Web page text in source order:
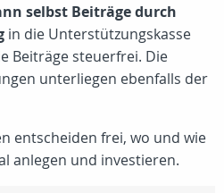
selbst Beiträge durch
in die Unterstützungskasse
Beiträge steuerfrei. Die
unterliegen ebenfalls der
entscheiden frei, wo und wie
anlegen und investieren.